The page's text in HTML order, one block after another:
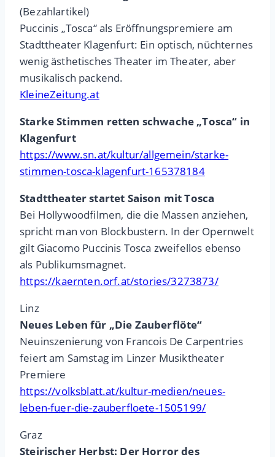
(Bezahlartikel)
Puccinis „Tosca“ als Eröffnungspremiere am
Stadttheater Klagenfurt: Ein optisch, nüchternes
wenig ästhetisches Theater im Theater, aber
musikalisch packend.
KleineZeitung.at
Starke Stimmen retten schwache „Tosca“ in
Klagenfurt
https://www.sn.at/kultur/allgemein/starke-
stimmen-tosca-klagenfurt-165378184
Stadttheater startet Saison mit Tosca
Bei Hollywoodfilmen, die die Massen anziehen,
spricht man von Blockbustern. In der Opernwelt
gilt Giacomo Puccinis Tosca zweifellos ebenso
als Publikumsmagnet.
https://kaernten.orf.at/stories/3273873/
Linz
Neues Leben für „Die Zauberflöte“
Neuinszenierung von Francois De Carpentries
feiert am Samstag im Linzer Musiktheater
Premiere
https://volksblatt.at/kultur-medien/neues-
leben-fuer-die-zauberfloete-1505199/
Graz
Steirischer Herbst: Der Horror des